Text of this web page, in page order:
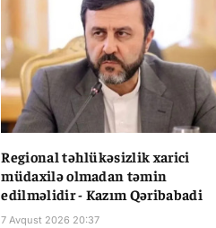
Regional təhlükəsizlik xarici
müdaxilə olmadan təmin
edilməlidir - Kazım Qəribabadi
7 Avqust 2026 20:37